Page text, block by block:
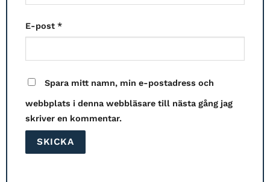
E-post *
Spara mitt namn, min e-postadress och
webbplats i denna webbläsare till nästa gång jag
skriver en kommentar.